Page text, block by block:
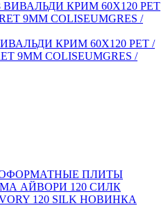
КРИМ 60X120 РЕТ /
9MM COLISEUMGRES /